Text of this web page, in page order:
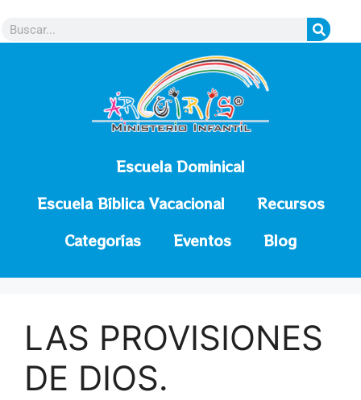
Escuela Dominical
Escuela Bíblica Vacacional
Recursos
Categorías
Eventos Blog
LAS PROVISIONES
DE DIOS.